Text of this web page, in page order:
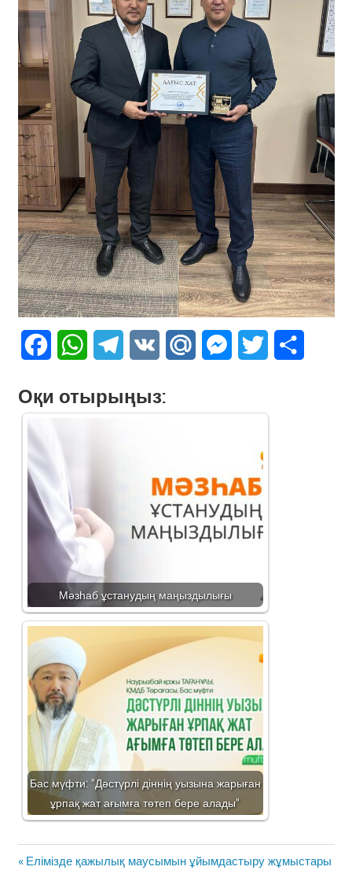
FacebookWhatsAppTelegram
VK Mail.Ru Messenger
Twitter
Оқи отырыңыз:
Мәзһаб ұстанудың маңыздылығы
Бас мүфти: "Дәстүрлі діннің уызына жарыған
ұрпақ жат ағымға төтеп бере алады"
Жазба
Previous
Елімізде қажылық маусымын ұйымдастыру жұмыстары